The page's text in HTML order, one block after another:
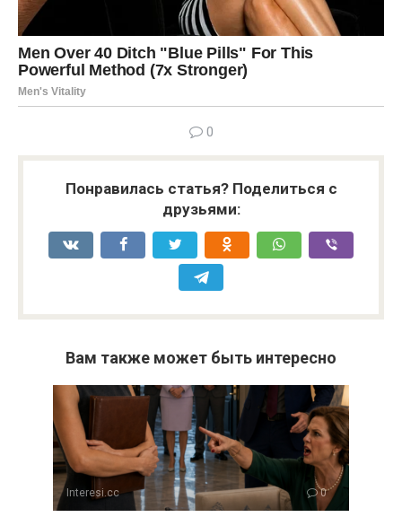
0
Понравилась статья? Поделиться с
друзьями:
Вам также может быть интересно
Interesi.cc 0